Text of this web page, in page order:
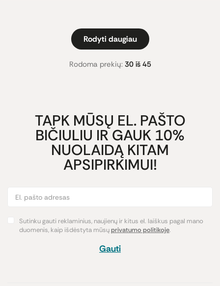
Rodyti daugiau
Rodoma prekių: 30 iš 45
TAPK MŪSŲ EL. PAŠTO
BIČIULIU IR GAUK 10%
NUOLAIDĄ KITAM
APSIPIRKIMUI!
Sutinku gauti reklaminius, naujienų ir kitus el. laiškus pagal mano
duomenis, kaip išdėstyta mūsųprivatumo politikoje.
Gauti